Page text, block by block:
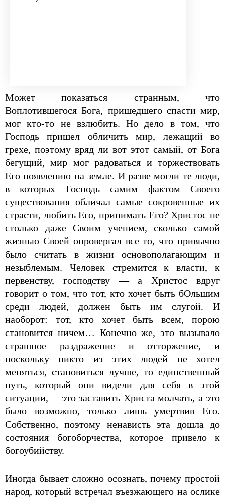
Может показаться странным, что
Воплотившегося Бога, пришедшего спасти мир,
мог кто-то не взлюбить. Но дело в том, что
Господь пришел обличить мир, лежащий во
грехе, поэтому вряд ли вот этот самый, от Бога
бегущий, мир мог радоваться и торжествовать
Его появлению на земле. И разве могли те люди,
в которых Господь самим фактом Своего
существования обличал самые сокровенные их
страсти, любить Его, принимать Его? Христос не
столько даже Своим учением, сколько самой
жизнью Своей опровергал все то, что привычно
было считать в жизни основополагающим и
незыблемым. Человек стремится к власти, к
первенству, господству — а Христос вдруг
говорит о том, что тот, кто хочет быть бОльшим
среди людей, должен быть им слугой. И
наоборот: тот, кто хочет быть всем, порою
становится ничем… Конечно же, это вызывало
страшное раздражение и отторжение, и
поскольку никто из этих людей не хотел
меняться, становиться лучше, то единственный
путь, который они видели для себя в этой
ситуации,— это заставить Христа молчать, а это
было возможно, только лишь умертвив Его.
Собственно, поэтому ненависть эта дошла до
состояния богоборчества, которое привело к
богоубийству.
Иногда бывает сложно осознать, почему простой
народ, который встречал въезжающего на ослике